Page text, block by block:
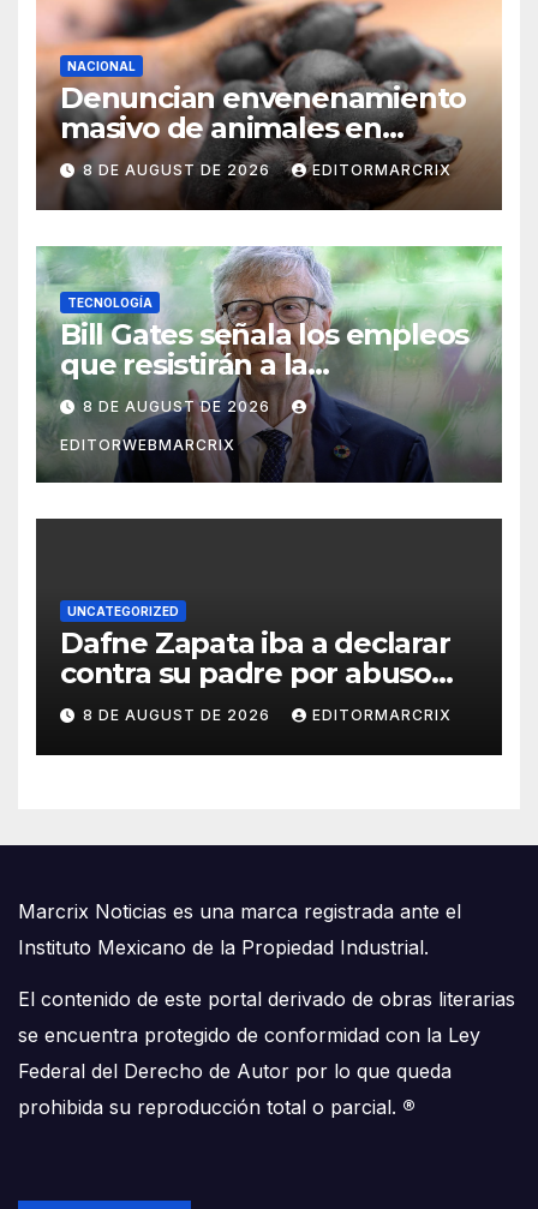
NACIONAL
Denuncian envenenamiento
masivo de animales en
Querétaro
8 DE AUGUST DE 2026 EDITORMARCRIX
TECNOLOGÍA
Bill Gates señala los empleos
que resistirán a la
inteligencia artificial
8 DE AUGUST DE 2026
EDITORWEBMARCRIX
UNCATEGORIZED
Dafne Zapata iba a declarar
contra su padre por abuso
sexual
8 DE AUGUST DE 2026 EDITORMARCRIX
Marcrix Noticias es una marca registrada ante el
Instituto Mexicano de la Propiedad Industrial.
El contenido de este portal derivado de obras literarias
se encuentra protegido de conformidad con la Ley
Federal del Derecho de Autor por lo que queda
prohibida su reproducción total o parcial. ®